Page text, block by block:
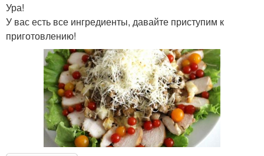
Ура!
У вас есть все ингредиенты, давайте приступим к
приготовлению!